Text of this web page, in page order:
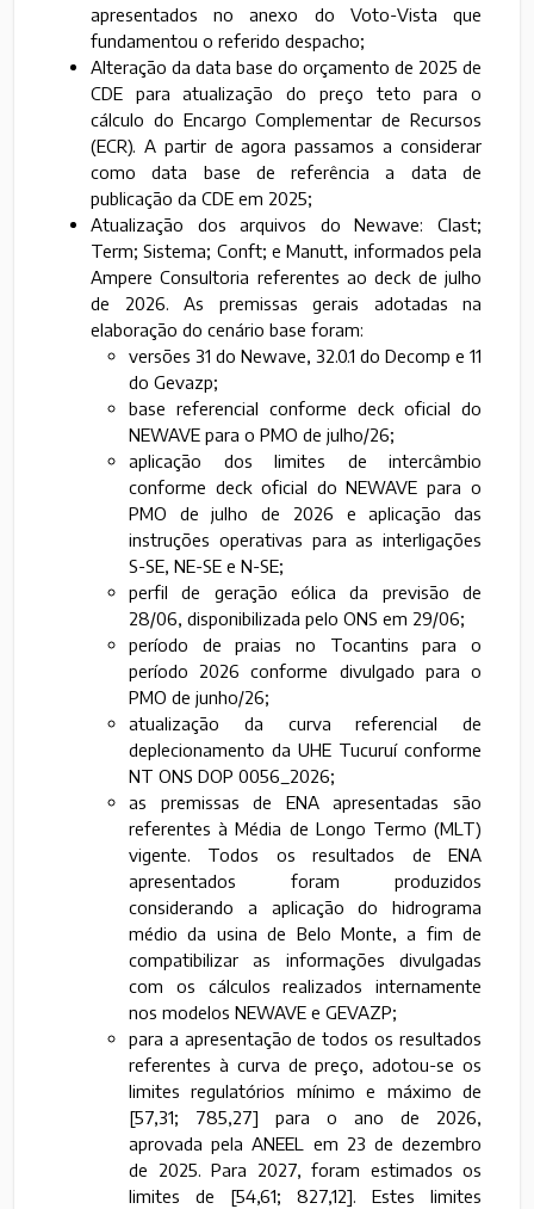
apresentados no anexo do Voto-Vista que
fundamentou o referido despacho;
Alteração da data base do orçamento de 2025 de
CDE para atualização do preço teto para o
cálculo do Encargo Complementar de Recursos
(ECR). A partir de agora passamos a considerar
como data base de referência a data de
publicação da CDE em 2025;
Atualização dos arquivos do Newave: Clast;
Term; Sistema; Conft; e Manutt, informados pela
Ampere Consultoria referentes ao deck de julho
de 2026. As premissas gerais adotadas na
elaboração do cenário base foram:
versões 31 do Newave, 32.0.1 do Decomp e 11
do Gevazp;
base referencial conforme deck oficial do
NEWAVE para o PMO de julho/26;
aplicação dos limites de intercâmbio
conforme deck oficial do NEWAVE para o
PMO de julho de 2026 e aplicação das
instruções operativas para as interligações
S-SE, NE-SE e N-SE;
perfil de geração eólica da previsão de
28/06, disponibilizada pelo ONS em 29/06;
período de praias no Tocantins para o
período 2026 conforme divulgado para o
PMO de junho/26;
atualização da curva referencial de
deplecionamento da UHE Tucuruí conforme
NT ONS DOP 0056_2026;
as premissas de ENA apresentadas são
referentes à Média de Longo Termo (MLT)
vigente. Todos os resultados de ENA
apresentados foram produzidos
considerando a aplicação do hidrograma
médio da usina de Belo Monte, a fim de
compatibilizar as informações divulgadas
com os cálculos realizados internamente
nos modelos NEWAVE e GEVAZP;
para a apresentação de todos os resultados
referentes à curva de preço, adotou-se os
limites regulatórios mínimo e máximo de
[57,31; 785,27] para o ano de 2026,
aprovada pela ANEEL em 23 de dezembro
de 2025. Para 2027, foram estimados os
limites de [54,61; 827,12]. Estes limites